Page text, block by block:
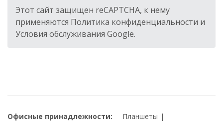
Этот сайт защищен reCAPTCHA, к нему
применяются Политика конфиденциальности и
Условия обслуживания Google.
Офисные принадлежности:
Планшеты